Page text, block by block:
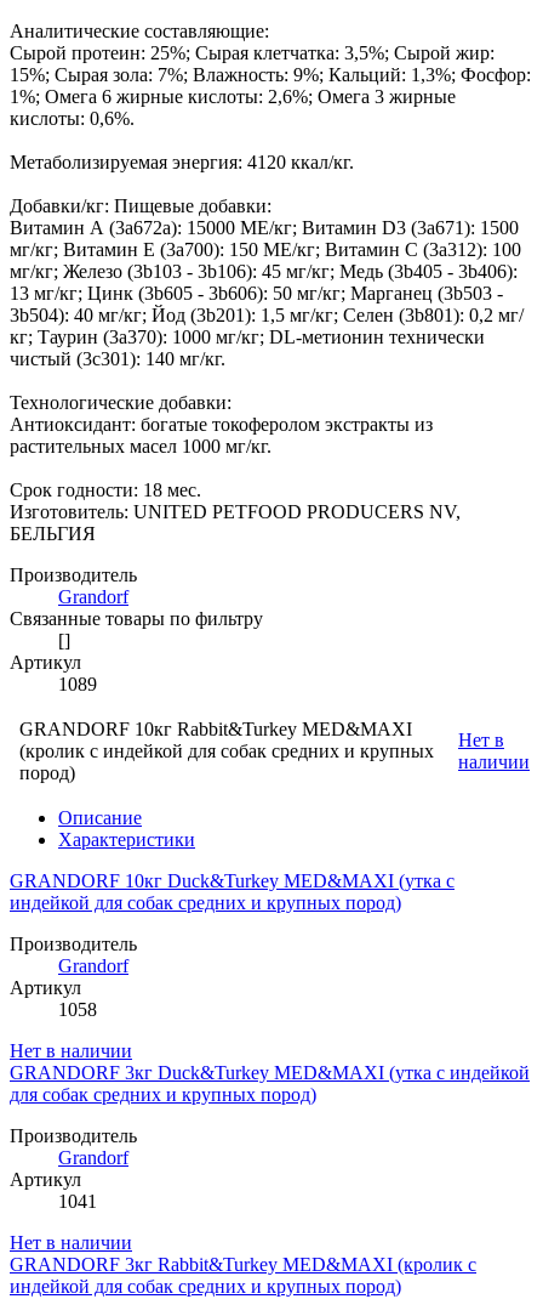
Аналитические составляющие:
Сырой протеин: 25%; Сырая клетчатка: 3,5%; Сырой жир:
15%; Сырая зола: 7%; Влажность: 9%; Кальций: 1,3%; Фосфор:
1%; Омега 6 жирные кислоты: 2,6%; Омега 3 жирные
кислоты: 0,6%.
Метаболизируемая энергия: 4120 ккал/кг.
Добавки/кг: Пищевые добавки:
Витамин А (3а672а): 15000 ME/кг; Витамин D3 (3а671): 1500
мг/кг; Витамин Е (3а700): 150 ME/кг; Витамин С (3а312): 100
мг/кг; Железо (3b103 - 3b106): 45 мг/кг; Медь (3b405 - 3b406):
13 мг/кг; Цинк (3b605 - 3b606): 50 мг/кг; Марганец (3b503 -
3b504): 40 мг/кг; Йод (3b201): 1,5 мг/кг; Селен (3b801): 0,2 мг/
кг; Таурин (3a370): 1000 мг/кг; DL-метионин технически
чистый (3c301): 140 мг/кг.
Технологические добавки:
Антиоксидант: богатые токоферолом экстракты из
растительных масел 1000 мг/кг.
Срок годности: 18 мес.
Изготовитель: UNITED PETFOOD PRODUCERS NV,
БЕЛЬГИЯ
Производитель
Grandorf
Связанные товары по фильтру
[]
Артикул
1089
GRANDORF 10кг Rabbit&Turkey MED&MAXI
(кролик с индейкой для собак средних и крупных
пород)
Нет в
наличии
Описание
Характеристики
GRANDORF 10кг Duck&Turkey MED&MAXI (утка с
индейкой для собак средних и крупных пород)
Производитель
Grandorf
Артикул
1058
Нет в наличии
GRANDORF 3кг Duck&Turkey MED&MAXI (утка с индейкой
для собак средних и крупных пород)
Производитель
Grandorf
Артикул
1041
Нет в наличии
GRANDORF 3кг Rabbit&Turkey MED&MAXI (кролик с
индейкой для собак средних и крупных пород)